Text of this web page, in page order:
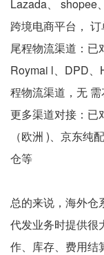
Lazada、 shopee
跨境电商平台， 订
尾程物流渠道：已
Roymai l、DPD、
程物流渠道，无 需
更多渠道对接：已
（欧洲 )、京东纯
仓等
总的来说，海外仓
代发业务时提供很
作、库存、费用结